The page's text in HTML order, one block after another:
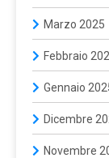
Marzo 2025
Febbraio
Gennaio
Dicembre
Novembre